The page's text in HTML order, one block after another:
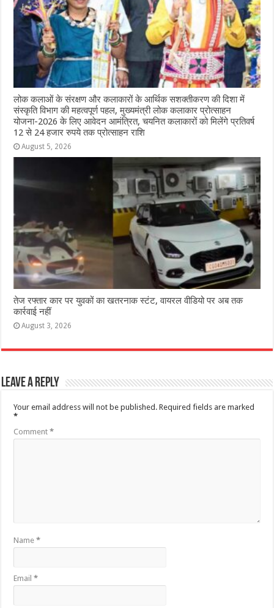
लोक कलाओं के संरक्षण और कलाकारों के आर्थिक सशक्तीकरण की दिशा में
संस्कृति विभाग की महत्वपूर्ण पहल, मुख्यमंत्री लोक कलाकार प्रोत्साहन
योजना-2026 के लिए आवेदन आमंत्रित, चयनित कलाकारों को मिलेंगे प्रतिवर्ष
12 से 24 हजार रुपये तक प्रोत्साहन राशि
August 5, 2026
तेज रफ्तार कार पर युवकों का खतरनाक स्टंट, वायरल वीडियो पर अब तक
कार्रवाई नहीं
August 3, 2026
Leave a Reply
Your email address will not be published. Required fields are marked
*
Comment*
Name*
Email*